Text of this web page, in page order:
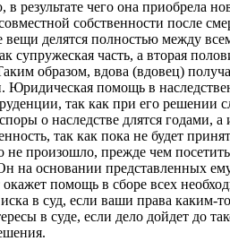
результате чего она приобрела
собственности после
делятся полностью между
супружеская часть, а вторая
образом, вдова (вдовец)
Юридическая помощь в
так как при его решении
о наследстве длятся годами,
так как пока не будет
не произошло, прежде чем
на основании представленных
помощь в сборе всех
в суд, если ваши права
в суде, если дело дойдет до